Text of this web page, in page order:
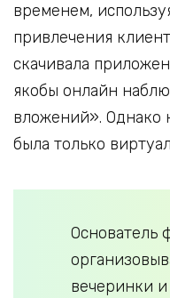
временем,
привлечения
скачивала
якобы онлайн
вложений». Однако
была только
Основатель
вечеринки